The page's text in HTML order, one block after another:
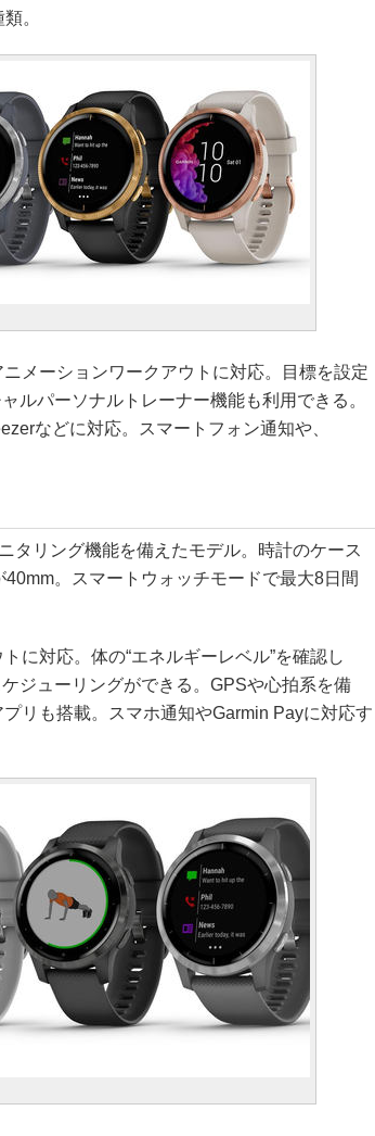
。
メーションワークアウトに対応。目標を設定
ルパーソナルトレーナー機能も利用できる。
などに対応。スマートフォン通知や、
タリング機能を備えたモデル。時計のケース
。スマートウォッチモードで最大8日間
に対応。体の“エネルギーレベル”を確認し
ジューリングができる。GPSや心拍系を備
リも搭載。スマホ通知やGarmin Payに対応す